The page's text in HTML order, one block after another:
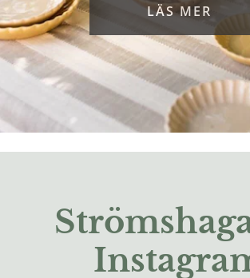
LÄS MER